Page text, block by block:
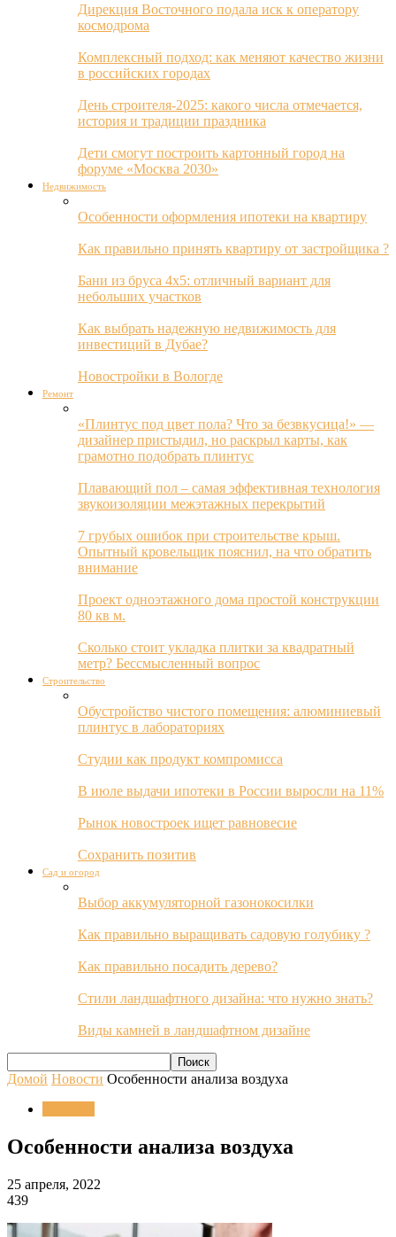
Дирекция Восточного подала иск к оператору
космодрома
Комплексный подход: как меняют качество жизни
в российских городах
День строителя-2025: какого числа отмечается,
история и традиции праздника
Дети смогут построить картонный город на
форуме «Москва 2030»
Недвижимость
Особенности оформления ипотеки на квартиру
Как правильно принять квартиру от застройщика ?
Бани из бруса 4х5: отличный вариант для
небольших участков
Как выбрать надежную недвижимость для
инвестиций в Дубае?
Новостройки в Вологде
Ремонт
«Плинтус под цвет пола? Что за безвкусица!» —
дизайнер пристыдил, но раскрыл карты, как
грамотно подобрать плинтус
Плавающий пол – самая эффективная технология
звукоизоляции межэтажных перекрытий
7 грубых ошибок при строительстве крыш.
Опытный кровельщик пояснил, на что обратить
внимание
Проект одноэтажного дома простой конструкции
80 кв м.
Сколько стоит укладка плитки за квадратный
метр? Бессмысленный вопрос
Строительство
Обустройство чистого помещения: алюминиевый
плинтус в лабораториях
Студии как продукт компромисса
В июле выдачи ипотеки в России выросли на 11%
Рынок новостроек ищет равновесие
Сохранить позитив
Сад и огород
Выбор аккумуляторной газонокосилки
Как правильно выращивать садовую голубику ?
Как правильно посадить дерево?
Стили ландшафтного дизайна: что нужно знать?
Виды камней в ландшафтном дизайне
Домой Новости Особенности анализа воздуха
Особенности анализа воздуха
25 апреля, 2022
439